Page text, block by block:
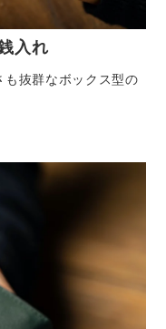
入れ
抜群なボックス型の